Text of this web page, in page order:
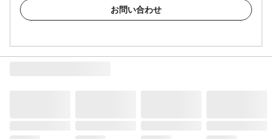
お問い合わせ